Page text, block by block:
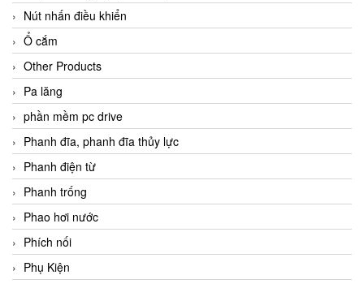
Nút nhấn điều khiển
Ổ cắm
Other Products
Pa lăng
phần mềm pc drive
Phanh đĩa, phanh đĩa thủy lực
Phanh điện từ
Phanh trống
Phao hơi nước
Phích nối
Phụ Kiện